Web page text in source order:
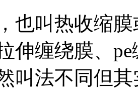
也叫热收缩
伸缠绕膜、
叫法不同但